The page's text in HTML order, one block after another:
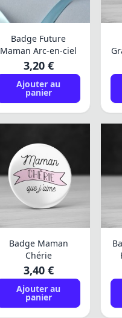
Badge Future
Maman Arc-en-ciel
3,20 €
Ajouter au
panier
Badge Maman
Chérie
3,40 €
Ajouter au
panier